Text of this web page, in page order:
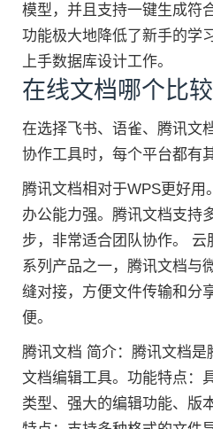
模型，并且支持一键生成符
功能极大地降低了新手的学
上手数据库设计工作。
在线文档哪个比
在选择飞书、语雀、腾讯文
协作工具时，每个平台都有
腾讯文档相对于WPS更好用
办公能力强。腾讯文档支持
步，非常适合团队协作。
系列产品之一，腾讯文档与
缝对接，方便文件传输和分
便。
腾讯文档 简介：腾讯文档
文档编辑工具。功能特点：
类型、强大的编辑功能、版